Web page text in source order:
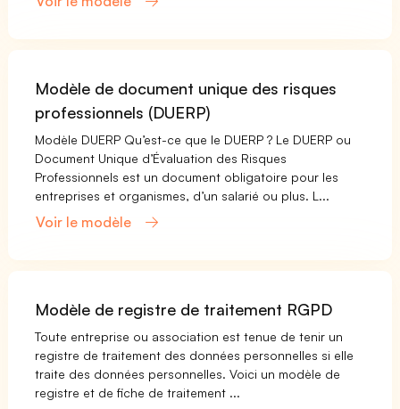
Modèle de document unique des risques
professionnels (DUERP)
Modèle DUERP Qu’est-ce que le DUERP ? Le DUERP ou
Document Unique d’Évaluation des Risques
Professionnels est un document obligatoire pour les
entreprises et organismes, d’un salarié ou plus. L...
Voir le modèle
Modèle de registre de traitement RGPD
Toute entreprise ou association est tenue de tenir un
registre de traitement des données personnelles si elle
traite des données personnelles. Voici un modèle de
registre et de fiche de traitement ...